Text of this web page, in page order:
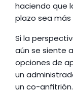
haciendo que
plazo sea
Si la
aún se siente
opciones de
un
un co-